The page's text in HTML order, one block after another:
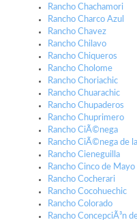
Rancho Chachamori
Rancho Charco Azul
Rancho Chavez
Rancho Chilavo
Rancho Chiqueros
Rancho Cholome
Rancho Choriachic
Rancho Chuarachic
Rancho Chupaderos
Rancho Chuprimero
Rancho CiÃ©nega
Rancho CiÃ©nega de
Rancho Cieneguilla
Rancho Cinco de Mayo
Rancho Cocherari
Rancho Cocohuechic
Rancho Colorado
Rancho ConcepciÃ³n